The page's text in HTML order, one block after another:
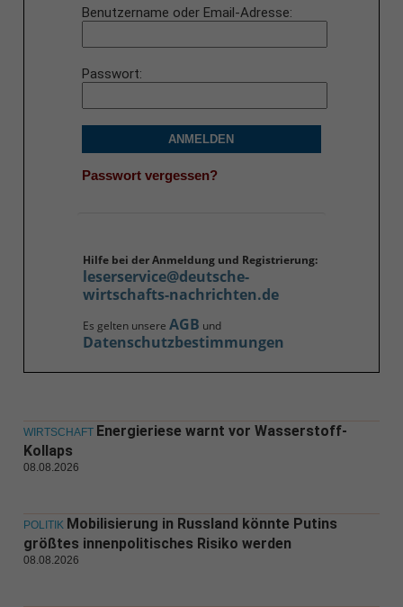
Benutzername oder Email-Adresse
Passwort
ANMELDEN
Passwort vergessen?
Hilfe bei der Anmeldung und Registrierung:
leserservice@deutsche-
wirtschafts-nachrichten.de
Es gelten unsere AGB und
Datenschutzbestimmungen
WIRTSCHAFT Energieriese warnt vor Wasserstoff-
Kollaps
08.08.2026
POLITIK Mobilisierung in Russland könnte Putins
größtes innenpolitisches Risiko werden
08.08.2026